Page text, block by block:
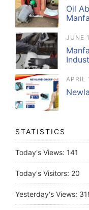
Oil
JUNE
APRIL
STATISTICS
Today's Views: 141
Today's Visitors: 20
Yesterday's Views: